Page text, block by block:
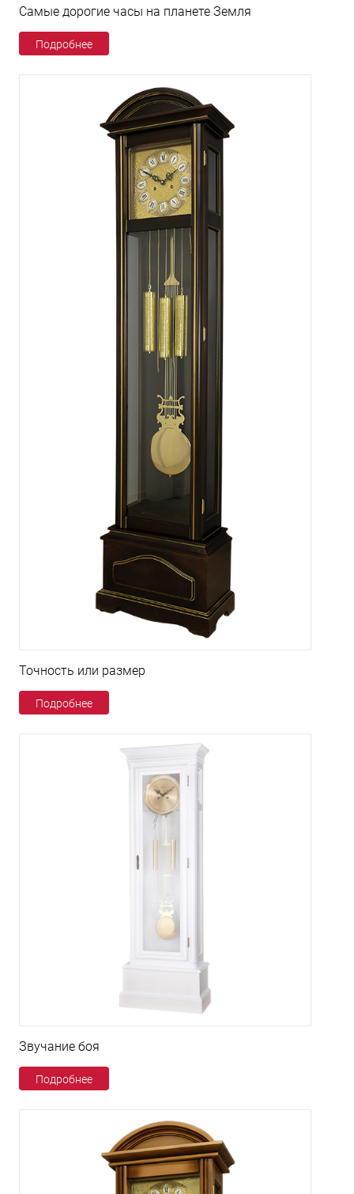
Самые дорогие часы на планете Земля
Подробнее
Точность или размер
Подробнее
Звучание боя
Подробнее